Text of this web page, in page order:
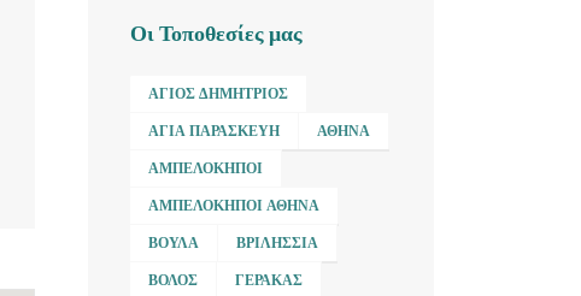
Οι Τοποθεσίες μας
ΆΓΙΟΣ ΔΗΜΉΤΡΙΟΣ
ΑΓΊΑ ΠΑΡΑΣΚΕΥΉ ΑΘΉΝΑ
ΑΜΠΕΛΌΚΗΠΟΙ
ΑΜΠΕΛΌΚΗΠΟΙ ΑΘΉΝΑ
ΒΟΎΛΑ ΒΡΙΛΉΣΣΙΑ
ΒΌΛΟΣ ΓΈΡΑΚΑΣ